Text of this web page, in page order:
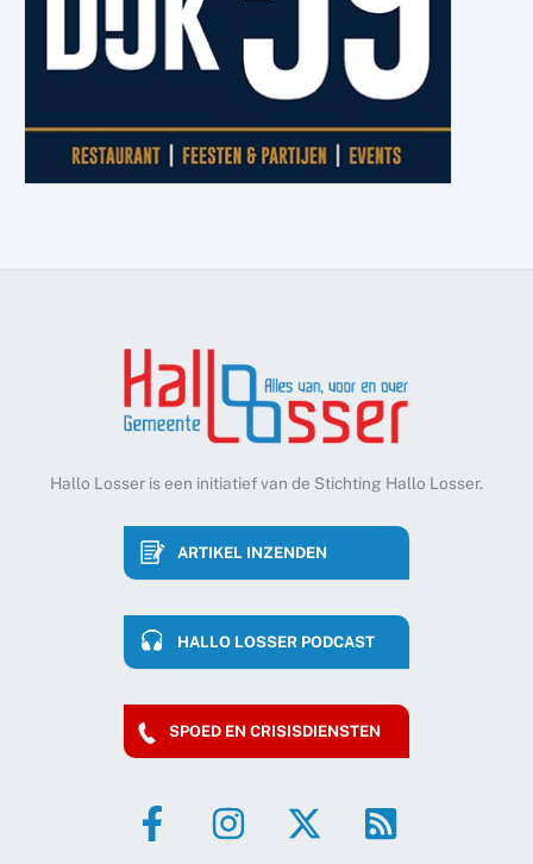
Hallo Losser is een initiatief van de Stichting Hallo Losser.
ARTIKEL INZENDEN
HALLO LOSSER PODCAST
SPOED EN CRISISDIENSTEN